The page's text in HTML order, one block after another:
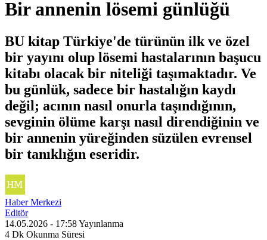
Bir annenin lösemi günlüğü
BU kitap Türkiye'de türünün ilk ve özel
bir yayını olup lösemi hastalarının başucu
kitabı olacak bir niteliği taşımaktadır. Ve
bu günlük, sadece bir hastalığın kaydı
değil; acının nasıl onurla taşındığının,
sevginin ölüme karşı nasıl direndiğinin ve
bir annenin yüreğinden süzülen evrensel
bir tanıklığın eseridir.
Haber Merkezi
Editör
14.05.2026 - 17:58Yayınlanma
4 Dk Okunma Süresi